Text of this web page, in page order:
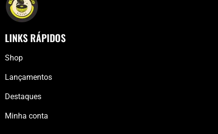
LINKS RÁPIDOS
Shop
Lançamentos
Destaques
Minha conta